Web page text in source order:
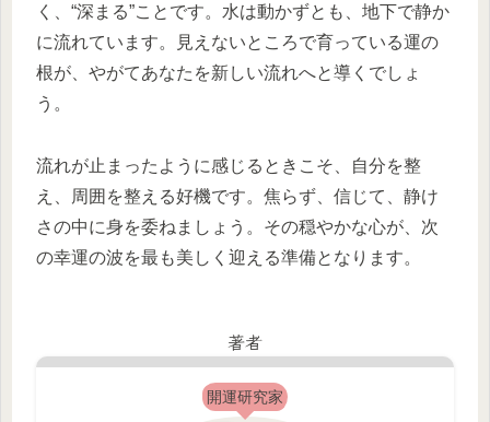
く、“深まる”ことです。水は動かずとも、地下で静か
に流れています。見えないところで育っている運の
根が、やがてあなたを新しい流れへと導くでしょ
う。
流れが止まったように感じるときこそ、自分を整
え、周囲を整える好機です。焦らず、信じて、静け
さの中に身を委ねましょう。その穏やかな心が、次
の幸運の波を最も美しく迎える準備となります。
著者
開運研究家